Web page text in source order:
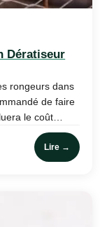
Dératiseur
rongeurs dans
de faire
le coût…
Lire →